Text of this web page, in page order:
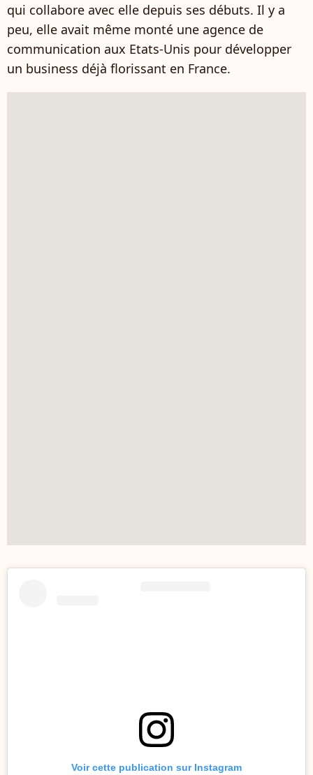
qui collabore avec elle depuis ses débuts. Il y a
peu, elle avait même monté une agence de
communication aux Etats-Unis pour développer
un business déjà florissant en France.
Voir cette publication sur Instagram